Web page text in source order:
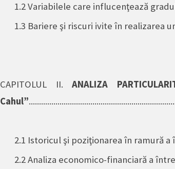
1.2 Variabilele care influcenţează
1.3 Bariere şi riscuri ivite în realizarea
CAPITOLUL II.ANALIZA
Cahul”
2.1 Istoricul şi poziţionarea în ramură a
2.2 Analiza economico-financiară a